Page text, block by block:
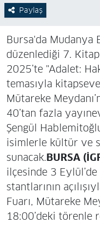
Paylaş
Bursa'da Mudanya
düzenlediği 7.
2025’te "Adalet:
temasıyla
Mütareke
40’tan fazla
Şengül
isimlerle kültür ve
sunacak.BURSA
ilçesinde 3
stantlarının
Fuarı, Mütareke
18:00’deki törenle